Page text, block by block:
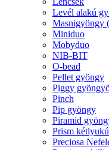
Levél alakú
Masnigyöngy
Miniduo
Mobyduo
NIB-BIT
O-bead
Pellet gyöngy
Piggy
Pinch
Pip gyöngy
Piramid
Prism
Preciosa